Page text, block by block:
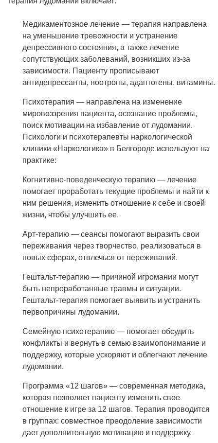
Медикаментозное лечение — терапия направлена
на уменьшение тревожности и устранение
депрессивного состояния, а также лечение
сопутствующих заболеваний, возникших из-за
зависимости. Пациенту прописывают
антидепрессанты, ноотропы, адаптогены, витамины.
Психотерапия — направлена на изменение
мировоззрения пациента, осознание проблемы,
поиск мотивации на избавление от лудомании.
Психологи и психотерапевты наркологической
клиники «Наркологика» в Белгороде используют на
практике:
Когнитивно-поведенческую терапию — лечение
помогает проработать текущие проблемы и найти к
ним решения, изменить отношение к себе и своей
жизни, чтобы улучшить ее.
Арт-терапию — сеансы помогают выразить свои
переживания через творчество, реализоваться в
новых сферах, отвлечься от переживаний.
Гештальт-терапию — причиной игромании могут
быть непроработанные травмы и ситуации.
Гештальт-терапия помогает выявить и устранить
первопричины лудомании.
Семейную психотерапию — помогает обсудить
конфликты и вернуть в семью взаимопонимание и
поддержку, которые ускоряют и облегчают лечение
лудомании.
Программа «12 шагов» — современная методика,
которая позволяет пациенту изменить свое
отношение к игре за 12 шагов. Терапия проводится
в группах: совместное преодоление зависимости
дает дополнительную мотивацию и поддержку.